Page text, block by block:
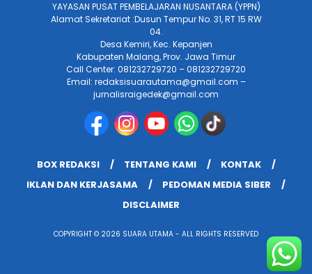
YAYASAN PUSAT PEMBELAJARAN NUSANTARA (YPPN)
Alamat Sekretariat :Dusun Tempur No. 31, RT 15 RW
04.
Desa Kemiri, Kec. Kepanjen
Kabupaten Malang, Prov. Jawa Timur
Call Center: 081232729720 – 081232729720
Email: redaksisuarautama@gmail.com –
jurnalisraigedek@gmail.com
BOX REDAKSI TENTANG KAMI
KONTAK
IKLAN DAN KERJASAMA
PEDOMAN MEDIA SIBER
DISCLAIMER
COPYRIGHT © 2026 SUARA UTAMA - ALL RIGHTS RESERVED